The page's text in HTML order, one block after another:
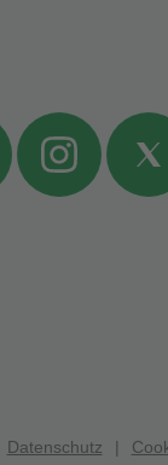
Datenschutz